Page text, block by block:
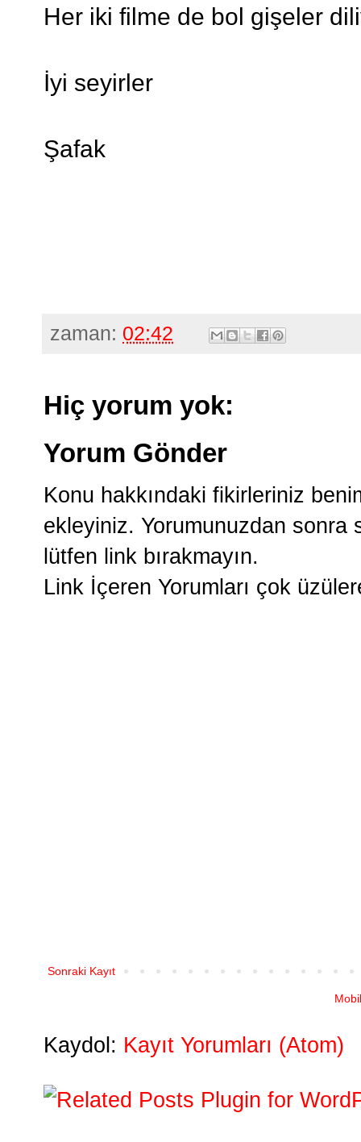
Her iki filme de bol gişeler
İyi seyirler
Şafak
zaman: 02:42
Hiç yorum yok:
Yorum Gönder
Konu hakkındaki fikirleriniz
ekleyiniz. Yorumunuzdan
lütfen link bırakmayın.
Link İçeren Yorumları çok
Sonraki Kayıt
Kaydol: Kayıt Yorumları (Atom)